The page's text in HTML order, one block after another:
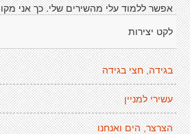
אפשר ללמוד עלי מהשירים שלי. כך אני
לקט יצירות
בגידה, חצי בגידה
עשירי למניין
הצרצר, הים ואנחנו